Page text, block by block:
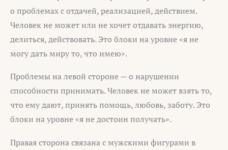
о проблемах с отдачей, реализацией, действием.
Человек не может или не хочет отдавать энергию,
делиться, действовать. Это блоки на уровне «я не
могу дать миру то, что имею».
Проблемы на левой стороне — о нарушении
способности принимать. Человек не может взять то,
что ему дают, принять помощь, любовь, заботу. Это
блоки на уровне «я не достоин получать».
Правая сторона связана с мужскими фигурами в